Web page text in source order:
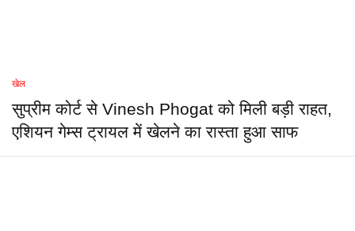
खेल
सुप्रीम कोर्ट से Vinesh Phogat को मिली बड़ी राहत,
एशियन गेम्स ट्रायल में खेलने का रास्ता हुआ साफ